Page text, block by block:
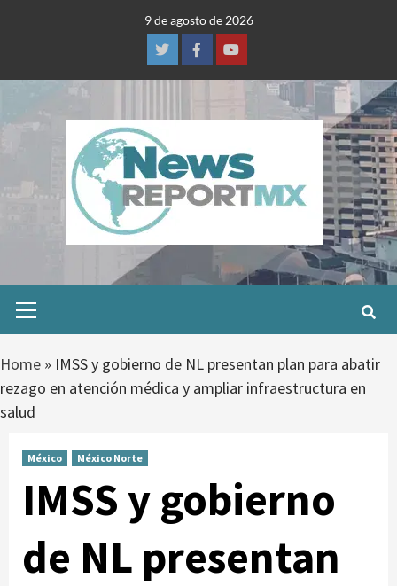
9 de agosto de 2026
TwitterFacebookYoutube
Menu
Home » IMSS y gobierno de NL presentan plan para abatir
rezago en atención médica y ampliar infraestructura en
salud
México México Norte
IMSS y gobierno
de NL presentan